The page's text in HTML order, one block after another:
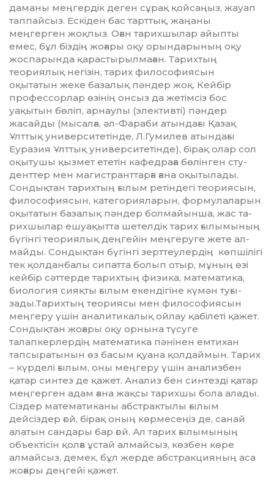
даманы меңгердік де­ген сұрақ қой­саңыз, жауап
тап­пай­сыз. Ескіден бас тарт­тық, жаңа­ны
меңгерген жоқпыз. Оған тарих­шы­лар айыпты
емес, бұл біздің жо­ғары оқу орын­дары­ның оқу
жос­па­рында қарас­ты­рыл­маған. Тарих­тың
теориялық негі­зін, тарих фи­ло­софиясын
оқытатын жеке ба­­за­лық пәндер жоқ. Кейбір
профессорлар өзінің онсыз да жетімсіз бос
уақытын бөліп, арнаулы (элек­тивті) пәндер
жасайды (мысалға, әл-Фараби атындағы Қазақ
Ұлттық универ­ситетінде, Л.Гумилев атын­да­ғы
Еуразия Ұлт­тық уни­вер­си­те­тінде), бірақ олар сол
оқытушы қыз­­мет ететін кафед­раға бөлінген сту­
денттер мен магис­транттарға ға­на оқытылады.
Сондықтан та­рих­тың ғылым ретін­дегі теориясын,
философиясын, категорияларын, формулаларын
оқытатын ба­залық пәндер болмайынша, жас та­
рихшылар ешуақытта шетелдік та­рих ғылымының
бүгінгі тео­рия­лық деңгейін меңгеруге же­те ал­
май­ды. Сондықтан бүгінгі зерт­­теулердің көпшілігі
тек қол­дан­балы сипатта болып отыр, мұ­ның өзі
кей­бір сәттерде тарихтың физика, ма­тематика,
биология сияқ­ты ғы­лым екендігіне күмән туғы­
зады.Та­рихтың теориясы мен фило­софия­сын
меңгеру үшін ана­ли­ти­ка­лық ойлау қабілеті қажет.
Сон­дықтан жоғары оқу орнына түсуге
талапкерлердің математика пә­ні­нен емтихан
тапсыратынын өз ба­сым қуана қолдаймын. Тарих
– күр­делі ғылым, оны мең­геру үшін ана­лизбен
қатар синтез де қажет. Ана­лиз бен синтезді қатар
мең­герген адам ғана жақсы тарихшы бола ала­­ды.
Сіздер математиканы абст­рак­­тылы ғылым
дейсіздер ғой, бі­рақ оның көрме­сеңіз де, санай
ала­тын сандары бар ғой. Ал тарих ғы­лымының
объек­тісін қолға ұс­тай алмайсыз, көзбен көре
алмайсыз, демек, бұл жерде абстракция­ның аса
жоғары деңгейі қажет.